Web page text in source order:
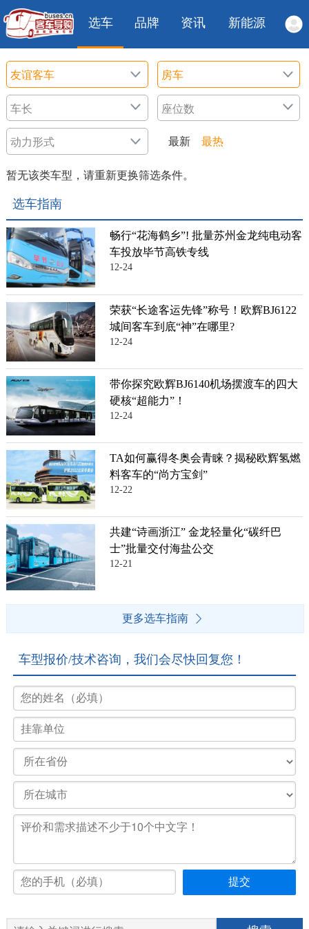
选车 品牌 资讯 新能源
最新 最热
暂无该类车型，请重新更换筛选条件。
选车指南
畅行“花海鹤乡”! 批量苏州金龙纯电动客
车投放毕节高铁专线
12-24
荣获“长途客运先锋”称号！欧辉BJ6122
城间客车到底“神”在哪里?
12-24
带你探究欧辉BJ6140机场摆渡车的四大
硬核“超能力”！
12-24
TA如何赢得冬奥会青睐？揭秘欧辉氢燃
料客车的“尚方宝剑”
12-22
共建“诗画浙江” 金龙轻量化“碳纤巴
士”批量交付海盐公交
12-21
更多选车指南
车型报价/技术咨询，我们会尽快回复您！